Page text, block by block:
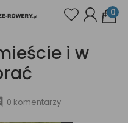
0
i w
0 komentarzy